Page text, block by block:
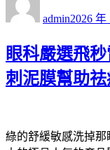
admin佈
期:
2026 年
眼科嚴選飛
刺泥膜幫助
綠的舒緩敏感洗掉那